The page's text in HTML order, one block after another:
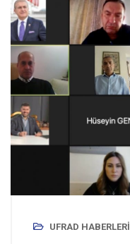
UFRAD HABERLERI